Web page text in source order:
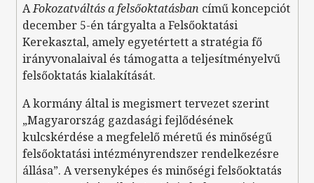
AFokozatváltás a felsőoktatásban című koncepciót
december 5-én tárgyalta a Felsőoktatási
Kerekasztal, amely egyetértett a stratégia fő
irányvonalaival és támogatta a teljesítményelvű
felsőoktatás kialakítását.
A kormány által is megismert tervezet szerint
„Magyarország gazdasági fejlődésének
kulcskérdése a megfelelő méretű és minőségű
felsőoktatási intézményrendszer rendelkezésre
állása”. A versenyképes és minőségi felsőoktatás